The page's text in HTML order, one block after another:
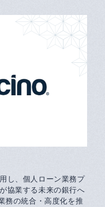
し、個人ローン業務プ
協業する未来の銀行へ
務の統合・高度化を推